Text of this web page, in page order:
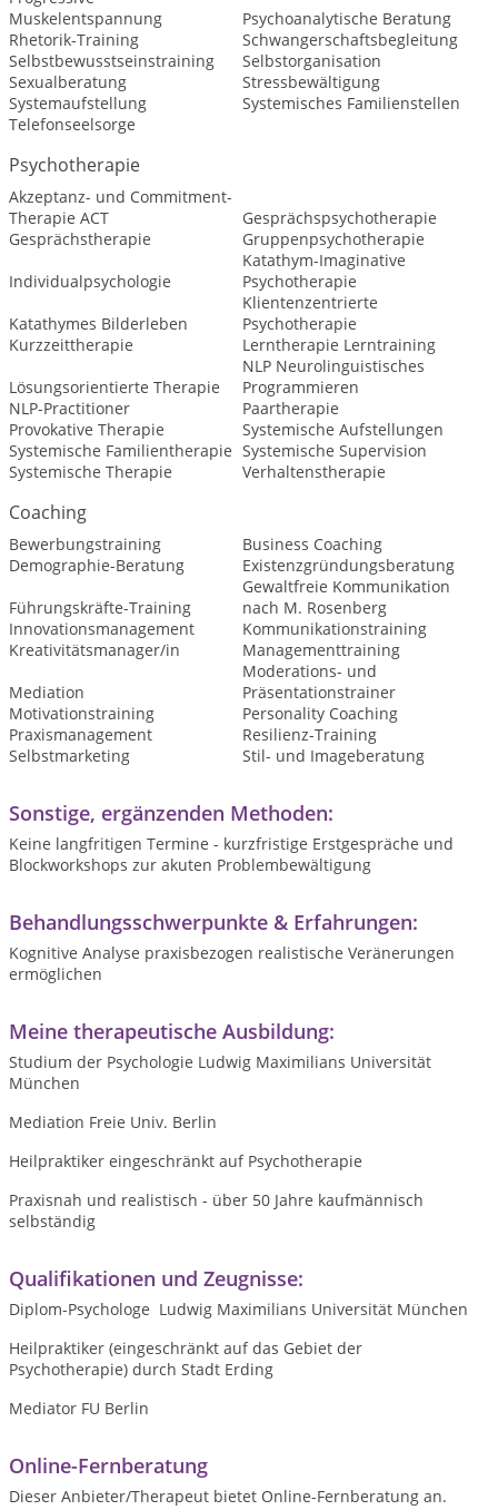
Muskelentspannung
Psychoanalytische Beratung
Rhetorik-Training
Schwangerschaftsbegleitung
Selbstbewusstseinstraining
Selbstorganisation
Sexualberatung
Stressbewältigung
Systemaufstellung
Systemisches Familienstellen
Telefonseelsorge
Psychotherapie
Akzeptanz- und Commitment-
Therapie ACT
Gesprächspsychotherapie
Gesprächstherapie
Gruppenpsychotherapie
Individualpsychologie
Katathym-Imaginative
Psychotherapie
Katathymes Bilderleben
Klientenzentrierte
Psychotherapie
Kurzzeittherapie
Lerntherapie Lerntraining
Lösungsorientierte Therapie
NLP Neurolinguistisches
Programmieren
NLP-Practitioner
Paartherapie
Provokative Therapie
Systemische Aufstellungen
Systemische Familientherapie Systemische Supervision
Systemische Therapie
Verhaltenstherapie
Coaching
Bewerbungstraining
Business Coaching
Demographie-Beratung
Existenzgründungsberatung
Führungskräfte-Training
Gewaltfreie Kommunikation
nach M. Rosenberg
Innovationsmanagement
Kommunikationstraining
Kreativitätsmanager/in
Managementtraining
Mediation
Moderations- und
Präsentationstrainer
Motivationstraining
Personality Coaching
Praxismanagement
Resilienz-Training
Selbstmarketing
Stil- und Imageberatung
Sonstige, ergänzenden Methoden:
Keine langfritigen Termine - kurzfristige Erstgespräche und
Blockworkshops zur akuten Problembewältigung
Behandlungsschwerpunkte & Erfahrungen:
Kognitive Analyse praxisbezogen realistische Veränerungen
ermöglichen
Meine therapeutische Ausbildung:
Studium der Psychologie Ludwig Maximilians Universität
München
Mediation Freie Univ. Berlin
Heilpraktiker eingeschränkt auf Psychotherapie
Praxisnah und realistisch - über 50 Jahre kaufmännisch
selbständig
Qualifikationen und Zeugnisse:
Diplom-Psychologe Ludwig Maximilians Universität München
Heilpraktiker (eingeschränkt auf das Gebiet der
Psychotherapie) durch Stadt Erding
Mediator FU Berlin
Online-Fernberatung
Dieser Anbieter/Therapeut bietet Online-Fernberatung an.